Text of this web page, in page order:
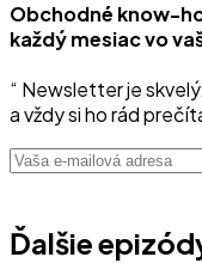
Obchodné know-
každý mesiac vo
“ Newsletter je
a vždy si ho rád
Ďalšie